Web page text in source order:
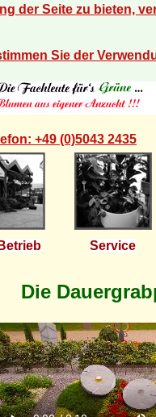
der Seite zu bieten,
Sie der
+49 (0)5043 2435
Service
Die